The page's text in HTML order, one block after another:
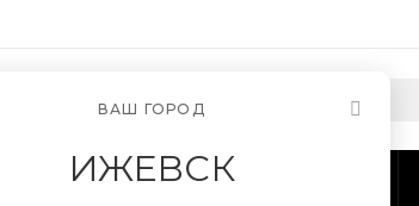
ВАШ ГОРОД
ИЖЕВСК
Сотрудничество